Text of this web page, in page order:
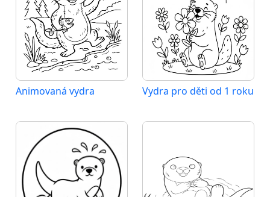
Animovaná vydra Vydra pro děti od 1 roku